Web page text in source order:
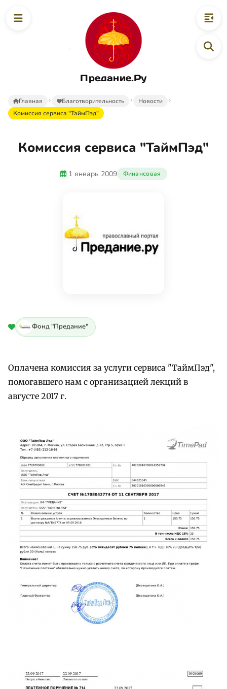
Предание.Ру
Главная Благотворительность
Новости
Комиссия сервиса "ТаймПэд"
Комиссия сервиса "ТаймПэд"
1 январь 2009 Финансовая
Фонд "Предание"
Оплачена комиссия за услуги сервиса "ТаймПэд",
помогавшего нам с организацией лекций в
августе 2017 г.